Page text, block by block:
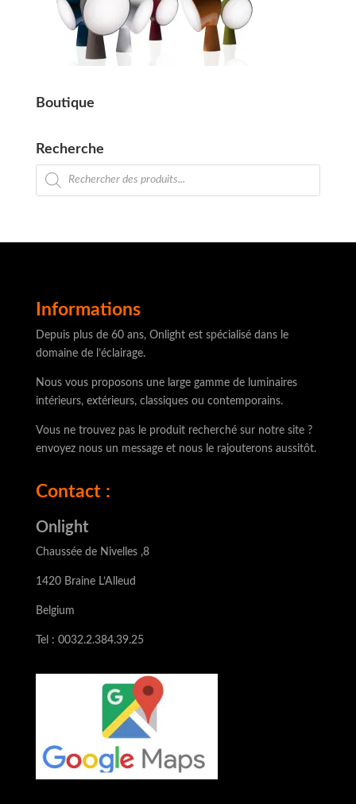
Boutique
Recherche
Recherche
de
produits
Informations
Depuis plus de 60 ans, Onlight est spécialisé dans le
domaine de l’éclairage.
Nous vous proposons une large gamme de luminaires
intérieurs, extérieurs, classiques ou contemporains.
Vous ne trouvez pas le produit recherché sur notre site ?
envoyez nous un message et nous le rajouterons aussitôt.
Contact :
Onlight
Chaussée de Nivelles ,8
1420 Braine L’Alleud
Belgium
Tel : 0032.2.384.39.25